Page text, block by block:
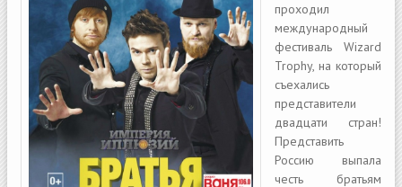
проходил
международный
фестиваль Wizard
Trophy, на который
съехались
представители
двадцати стран!
Представить
Россию выпала
честь братьям